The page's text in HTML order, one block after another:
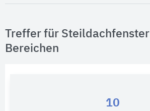
Treffer für
Bereichen
10